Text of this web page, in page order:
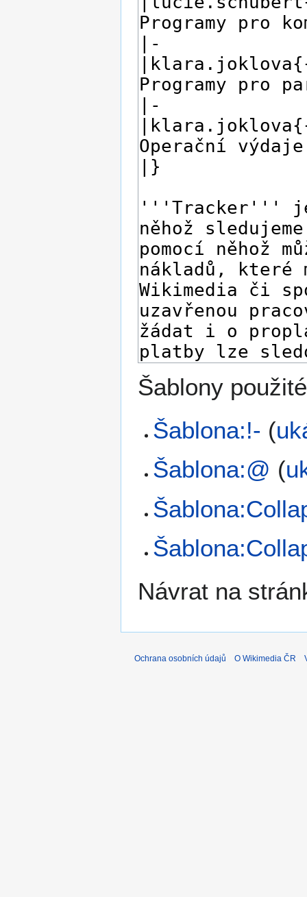
Šablony
Šablona:!- (
Šablona:@ (
Návrat na
Ochrana osobních údajů O Wikimedia ČR